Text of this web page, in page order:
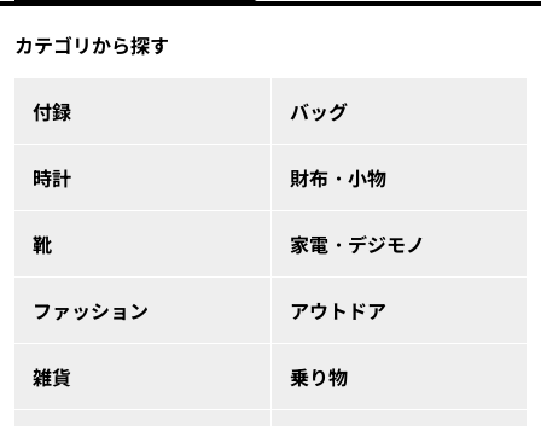
カテゴリから探す
付録 バッグ
時計 財布・小物
靴 家電・デジモノ
ファッション アウトドア
雑貨 乗り物